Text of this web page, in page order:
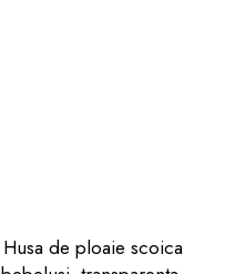
Husa de ploaie scoica